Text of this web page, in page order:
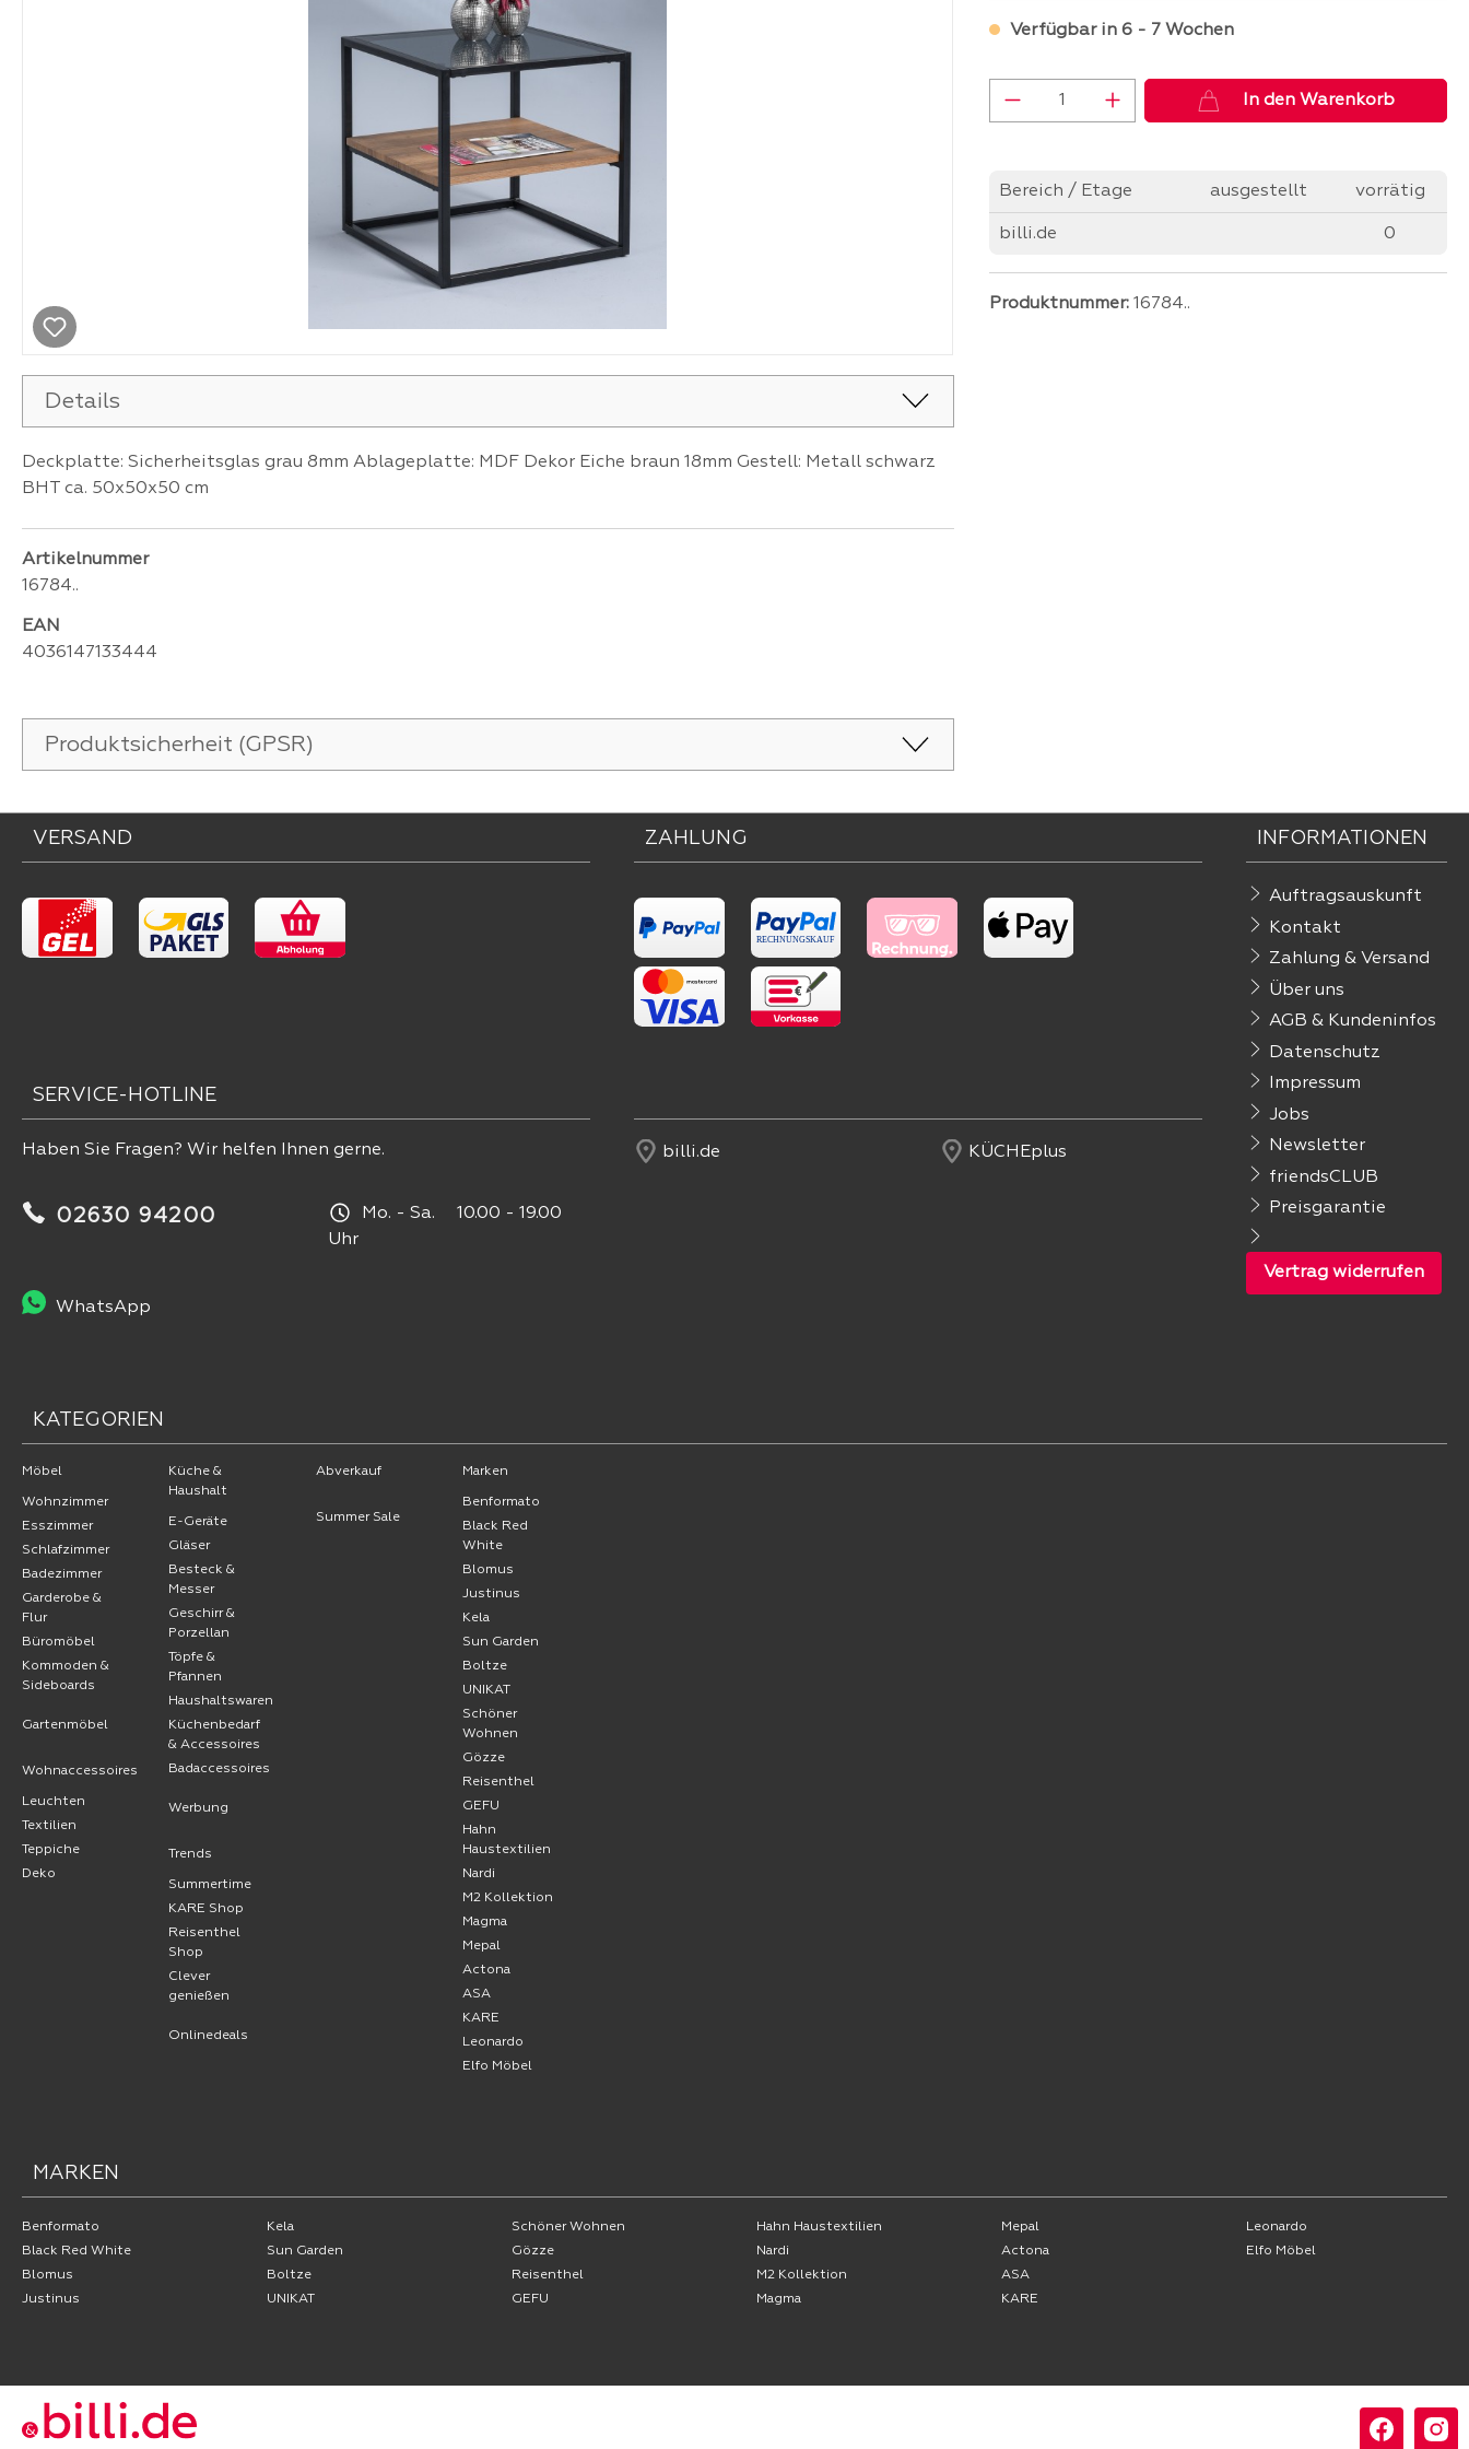
Verfügbar in 6 - 7 Wochen
Produkt Anzahl: Gib denIn den Warenkorb
Bereich / Etage ausgestellt vorrätig
billi.de 0
Produktnummer: 16784..
Details
Deckplatte: Sicherheitsglas grau 8mm Ablageplatte: MDF Dekor Eiche braun 18mm Gestell: Metall schwarz
BHT ca. 50x50x50 cm
Artikelnummer
16784..
EAN
4036147133444
Produktsicherheit (GPSR)
VERSAND ZAHLUNG
SERVICE-HOTLINE
Haben Sie Fragen? Wir helfen Ihnen gerne.
02630 94200
Mo. - Sa. 10.00 - 19.00
Uhr
WhatsApp
billi.de KÜCHEplus
INFORMATIONEN
Auftragsauskunft
Kontakt
Zahlung & Versand
Über uns
AGB & Kundeninfos
Datenschutz
Impressum
Jobs
Newsletter
friendsCLUB
Preisgarantie
KATEGORIEN
Möbel
Wohnzimmer
Esszimmer
Schlafzimmer
Badezimmer
Garderobe &
Flur
Büromöbel
Kommoden &
Sideboards
Gartenmöbel
Wohnaccessoires
Leuchten
Textilien
Teppiche
Deko
Küche &
Haushalt
E-Geräte
Gläser
Besteck &
Messer
Geschirr &
Porzellan
Töpfe &
Pfannen
Haushaltswaren
Küchenbedarf
& Accessoires
Badaccessoires
Werbung
Trends
Summertime
KARE Shop
Reisenthel
Shop
Clever
genießen
Onlinedeals
Abverkauf
Summer Sale
Marken
Benformato
Black Red
White
Blomus
Justinus
Kela
Sun Garden
Boltze
UNIKAT
Schöner
Wohnen
Gözze
Reisenthel
GEFU
Hahn
Haustextilien
Nardi
M2 Kollektion
Magma
Mepal
Actona
ASA
KARE
Leonardo
Elfo Möbel
MARKEN
Benformato
Black Red White
Blomus
Justinus
Kela
Sun Garden
Boltze
UNIKAT
Schöner Wohnen
Gözze
Reisenthel
GEFU
Hahn Haustextilien
Nardi
M2 Kollektion
Magma
Mepal
Actona
ASA
KARE
Leonardo
Elfo Möbel